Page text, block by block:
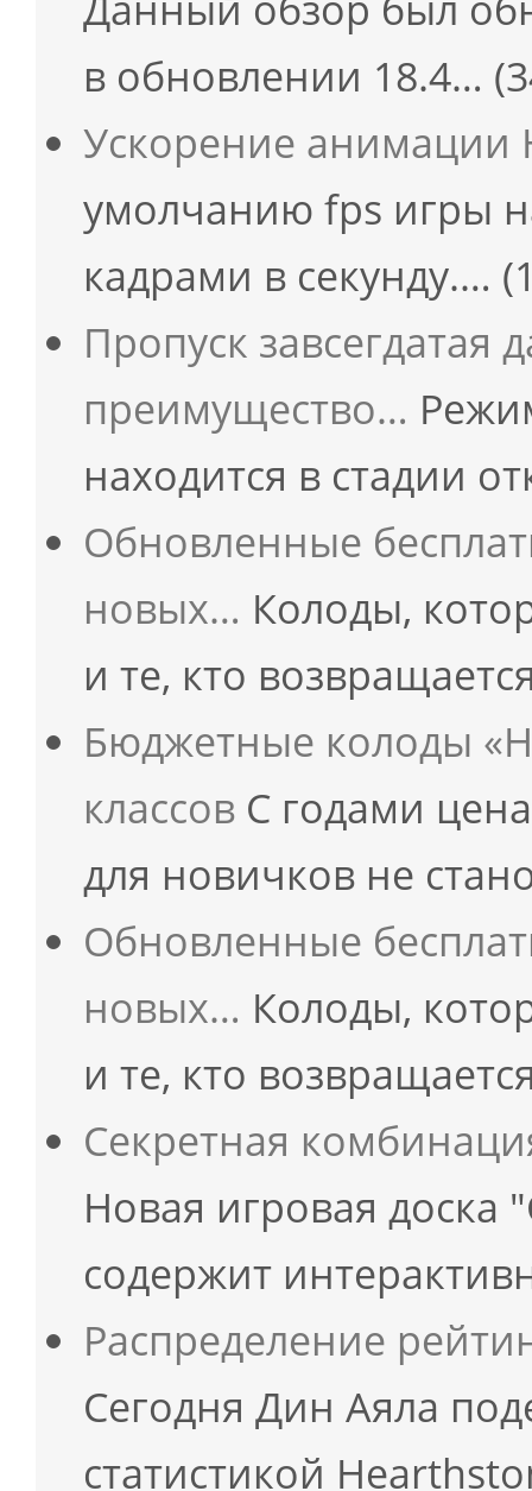
в обновлении 18.4…
Ускорение анимации
умолчанию fps игры
кадрами в секунду.…
Пропуск завсегдатая
преимущество…
находится в стадии
Обновленные
новых… Колоды,
и те, кто
Бюджетные колоды
классов С годами
для новичков не
Обновленные
новых… Колоды,
и те, кто
Секретная
Новая игровая доска
содержит
Распределение
Сегодня Дин Аяла
статистикой